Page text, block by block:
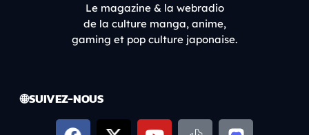
Le magazine & la webradio
de la culture manga, anime,
gaming et pop culture japonaise.
🌐 SUIVEZ-NOUS